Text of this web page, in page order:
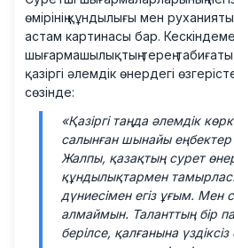
өмірінің құндылығы мен
астам картинасы бар.
шығармашылықтың терең табиғаты
қазіргі әлемдік өнердегі
сөзінде:
«Қазіргі таңда әлемдік
салынған шынайы
Жалпы, қазақтың сурет
құндылықтармен
дүниесімен егіз ұғым. Мен
алмаймын. Таланттың бір
берілсе, қалғанына үздіксіз